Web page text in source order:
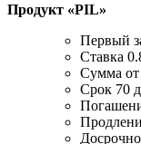
Продукт «PIL»
Первый
Ставка
Сумма от
Срок 70